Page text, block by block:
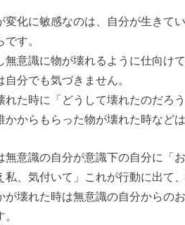
変化に敏感なのは、自分が生きて
です。
無意識に物が壊れるように仕向け
自分でも気づきません。
れた時に「どうして壊れたのだろ
かからもらった物が壊れた時など
無意識の自分が意識下の自分に「
私、気付いて」これが行動に出て
が壊れた時は無意識の自分からの